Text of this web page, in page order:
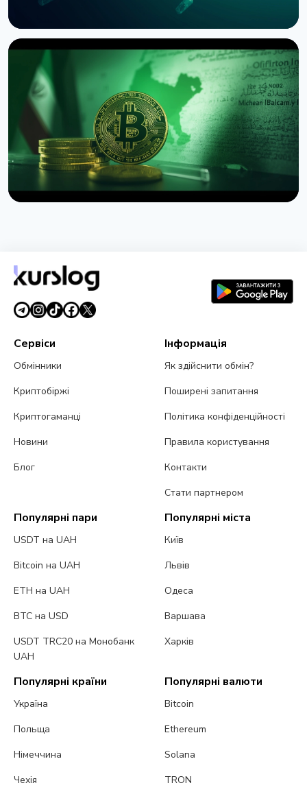
НОВИНА
SEC зупинила опціони Nasdaq на біткоїн через
позов CME
3 серпня 2026 р. 4 хв читання
1 серпня 2026 р.4 хв читання
Сервіси
Обмінники
Криптобіржі
Криптогаманці
Новини
Блог
Інформація
Як здійснити обмін?
Поширені запитання
Політика конфіденційності
Правила користування
Контакти
Стати партнером
Популярні пари
USDT на UAH
Bitcoin на UAH
ETH на UAH
BTC на USD
USDT TRC20 на Монобанк
UAH
Популярні міста
Київ
Львів
Одеса
Варшава
Харків
Популярні країни
Україна
Польща
Німеччина
Чехія
Популярні валюти
Bitcoin
Ethereum
Solana
TRON